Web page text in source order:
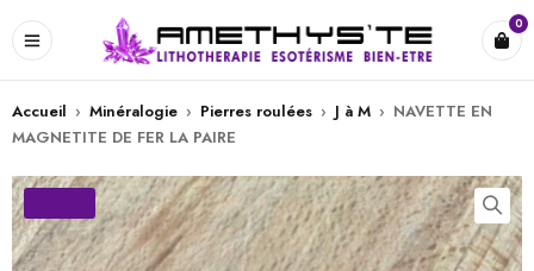
0
Accueil › Minéralogie › Pierres roulées › J à M › NAVETTE EN
MAGNETITE DE FER LA PAIRE